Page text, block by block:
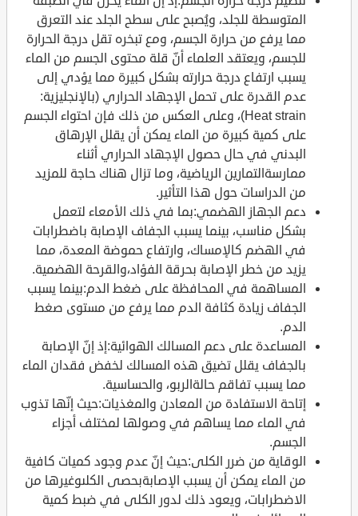
المتوسطة للجلد، ويُصبح على سطح الجلد عند التعرق
مما يرفع من حرارة الجسم، ومع تبخره تقل درجة الحرارة
للجسم، ويعتقد العلماء أنّ قلة محتوى الجسم من الماء
يسبب ارتفاع درجة حرارته بشكل كبيرة مما يؤدي إلى
عدم القدرة على تحمل الإجهاد الحراري (بالإنجليزية:
Heat strain)، وعلى العكس من ذلك فإن احتواء الجسم
على كمية كبيرة من الماء يمكن أن يقلل الإرهاق
البدني في حال حصول الإجهاد الحراري أثناء
ممارسةالتمارين الرياضية، وما تزال هناك حاجة للمزيد
من الدراسات حول هذا التأثير.
دعم الجهاز الهضمي:بما في ذلك الأمعاء لتعمل
بشكل مناسب، بينما يسبب الجفاف الإصابة باضطرابات
في الهضم كالإمساك، وارتفاع حموضة المعدة، مما
يزيد من خطر الإصابة بحرقة الفؤاد،والقرحة الهضمية.
المساهمة في المحافظة على ضغط الدم:بينما يسبب
الجفاف زيادة كثافة الدم مما يرفع من مستوى صغط
الدم.
المساعدة على دعم المسالك الهوائية:إذ إنّ الإصابة
بالجفاف يقلل تضيق هذه المسالك لخفض فقدان الماء
مما يسبب تفاقم حالةالربو، والحساسية.
إتاحة الاستفادة من المعادن والمغذيات:حيث إنّها تذوب
في الماء مما يساهم في وصولها لمختلف أجزاء
الجسم.
الوقاية من ضرر الكلى:حيث إنّ عدم وجود كميات كافية
من الماء يمكن أن يسبب الإصابةبحصى الكلىوغيرها من
الاضطرابات، ويعود ذلك لدور الكلى في ضبط كمية